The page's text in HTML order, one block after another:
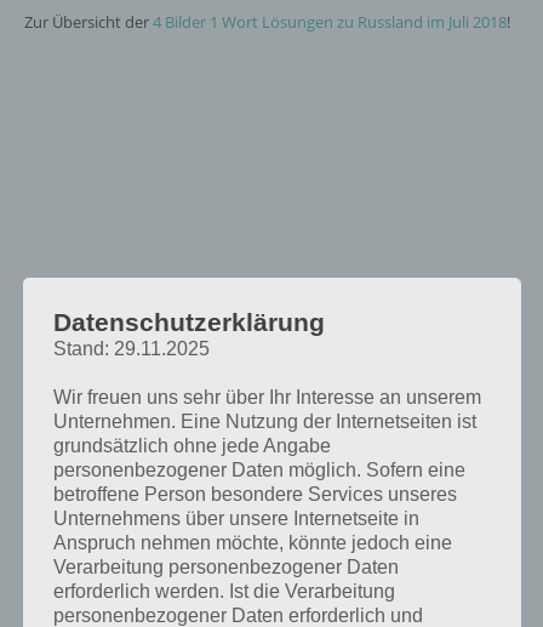
Zur Übersicht der4 Bilder 1 Wort Lösungen zu Russland im Juli 2018!
Datenschutzerklärung
Stand: 29.11.2025
Wir freuen uns sehr über Ihr Interesse an unserem
Unternehmen. Eine Nutzung der Internetseiten ist
grundsätzlich ohne jede Angabe
personenbezogener Daten möglich. Sofern eine
betroffene Person besondere Services unseres
Unternehmens über unsere Internetseite in
Anspruch nehmen möchte, könnte jedoch eine
Verarbeitung personenbezogener Daten
erforderlich werden. Ist die Verarbeitung
personenbezogener Daten erforderlich und